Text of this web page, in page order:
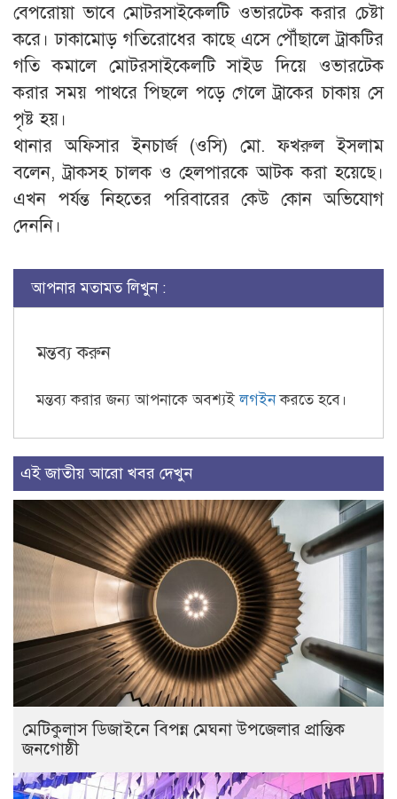
বেপরোয়া ভাবে মোটরসাইকেলটি ওভারটেক করার চেষ্টা
করে। ঢাকামোড় গতিরোধের কাছে এসে পৌঁছালে ট্রাকটির
গতি কমালে মোটরসাইকেলটি সাইড দিয়ে ওভারটেক
করার সময় পাথরে পিছলে পড়ে গেলে ট্রাকের চাকায় সে
পৃষ্ট হয়।
থানার অফিসার ইনচার্জ (ওসি) মো. ফখরুল ইসলাম
বলেন, ট্রাকসহ চালক ও হেলপারকে আটক করা হয়েছে।
এখন পর্যন্ত নিহতের পরিবারের কেউ কোন অভিযোগ
দেননি।
আপনার মতামত লিখুন :
মন্তব্য করুন
মন্তব্য করার জন্য আপনাকে অবশ্যইলগইনকরতে হবে।
এই জাতীয় আরো খবর দেখুন
মেটিকুলাস ডিজাইনে বিপন্ন মেঘনা উপজেলার প্রান্তিক
জনগোষ্ঠী